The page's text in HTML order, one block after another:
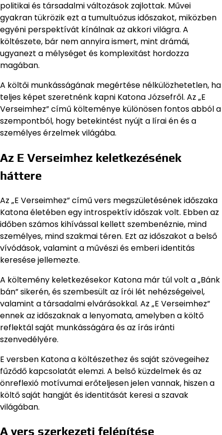
politikai és társadalmi változások zajlottak. Művei
gyakran tükrözik ezt a tumultuózus időszakot, miközben
egyéni perspektívát kínálnak az akkori világra. A
költészete, bár nem annyira ismert, mint drámái,
ugyanezt a mélységet és komplexitást hordozza
magában.
A költői munkásságának megértése nélkülözhetetlen, ha
teljes képet szeretnénk kapni Katona Józsefről. Az „E
Verseimhez” című költeménye különösen fontos abból a
szempontból, hogy betekintést nyújt a lírai én és a
személyes érzelmek világába.
Az E Verseimhez keletkezésének
háttere
Az „E Verseimhez” című vers megszületésének időszaka
Katona életében egy introspektív időszak volt. Ebben az
időben számos kihívással kellett szembenéznie, mind
személyes, mind szakmai téren. Ezt az időszakot a belső
vívódások, valamint a művészi és emberi identitás
keresése jellemezte.
A költemény keletkezésekor Katona már túl volt a „Bánk
bán” sikerén, és szembesült az írói lét nehézségeivel,
valamint a társadalmi elvárásokkal. Az „E Verseimhez”
ennek az időszaknak a lenyomata, amelyben a költő
reflektál saját munkásságára és az írás iránti
szenvedélyére.
E versben Katona a költészethez és saját szövegeihez
fűződő kapcsolatát elemzi. A belső küzdelmek és az
önreflexió motívumai erőteljesen jelen vannak, hiszen a
költő saját hangját és identitását keresi a szavak
világában.
A vers szerkezeti felépítése